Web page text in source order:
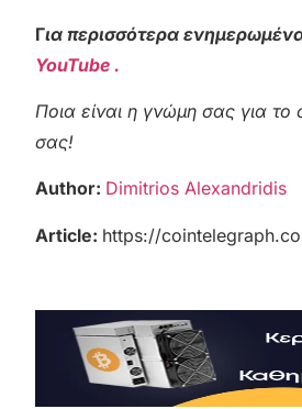
Για περισσότερα
YouTube .
Ποια είναι η γνώμη σας για το
σας!
Author: Dimitrios Alexandridis
Article: https://